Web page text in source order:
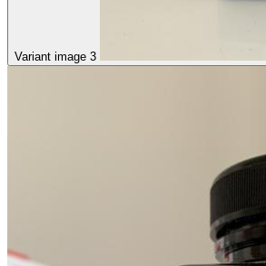
Variant image 3